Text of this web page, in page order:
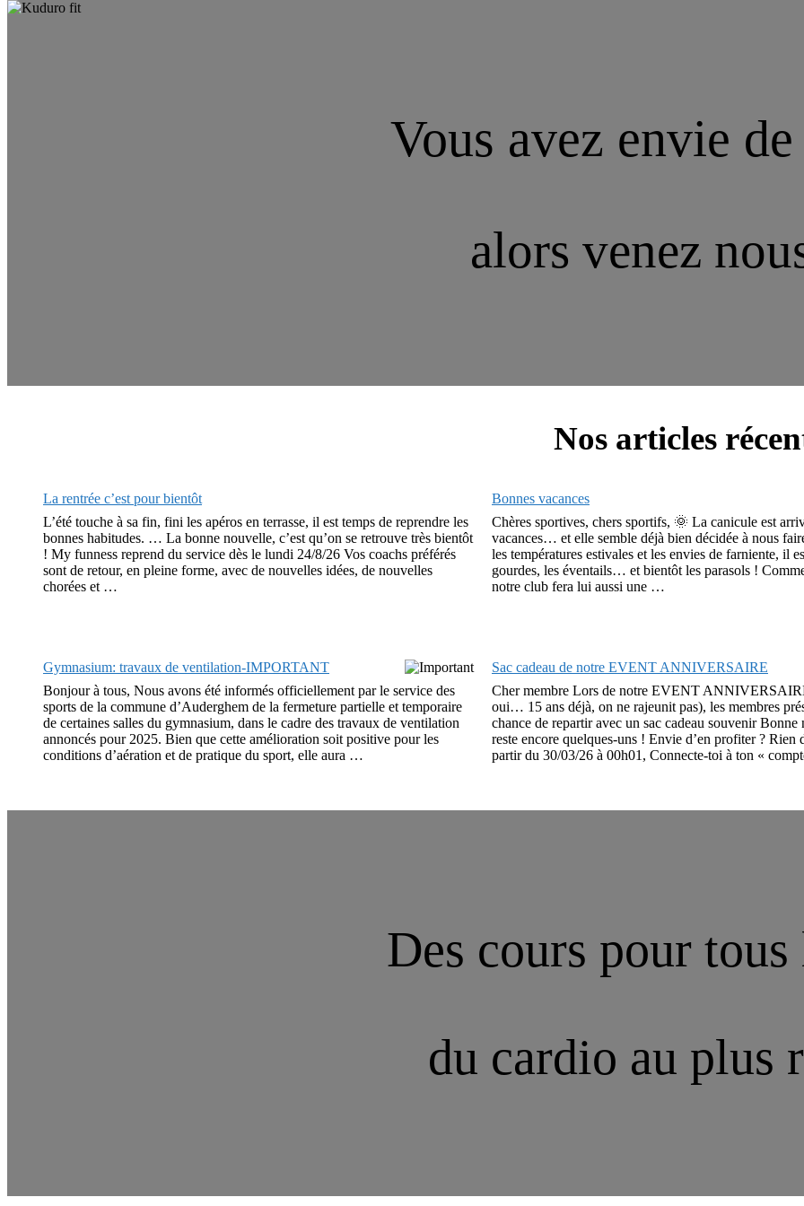
Vous avez envie
alors venez
Nos articles
La rentrée c’est pour bientôt
L’été touche à sa fin, fini les apéros en terrasse, il est temps de reprendre les
bonnes habitudes. … La bonne nouvelle, c’est qu’on se retrouve très bientôt
! My funness reprend du service dès le lundi 24/8/26 Vos coachs préférés
sont de retour, en pleine forme, avec de nouvelles idées, de nouvelles
chorées et …
Bonnes vacances
Chères sportives, chers sportifs, 🌞 La canicule est
vacances… et elle semble déjà bien décidée à nous
les températures estivales et les envies de farniente, il
gourdes, les éventails… et bientôt les parasols !
notre club fera lui aussi une …
Gymnasium: travaux de ventilation-IMPORTANT
Bonjour à tous, Nous avons été informés officiellement par le service des
sports de la commune d’Auderghem de la fermeture partielle et temporaire
de certaines salles du gymnasium, dans le cadre des travaux de ventilation
annoncés pour 2025. Bien que cette amélioration soit positive pour les
conditions d’aération et de pratique du sport, elle aura …
Sac cadeau de notre EVENT ANNIVERSAIRE
Cher membre Lors de notre EVENT
oui… 15 ans déjà, on ne rajeunit pas), les membres
chance de repartir avec un sac cadeau souvenir
reste encore quelques-uns ! Envie d’en profiter ? Rien
partir du 30/03/26 à 00h01, Connecte-toi à ton «
Des cours pour tous
du cardio au plus